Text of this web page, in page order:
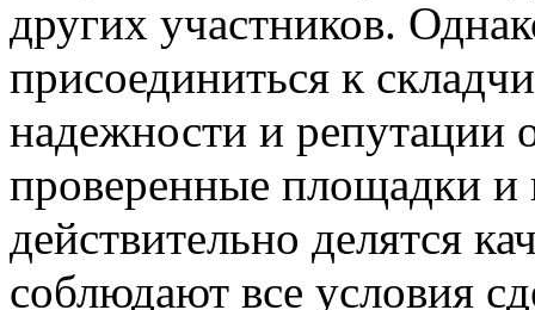
других участников.
присоединиться к
надежности и репутации
проверенные площадки и
действительно делятся
соблюдают все условия